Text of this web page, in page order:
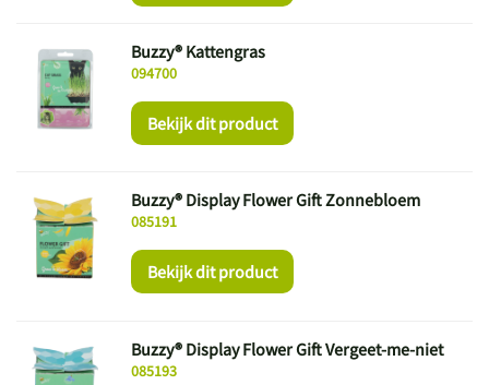
094700
Buzzy® Kattengras
Bekijk dit product
085191
Buzzy® Display Flower Gift Zonnebloem
Bekijk dit product
085193
Buzzy® Display Flower Gift Vergeet-me-niet